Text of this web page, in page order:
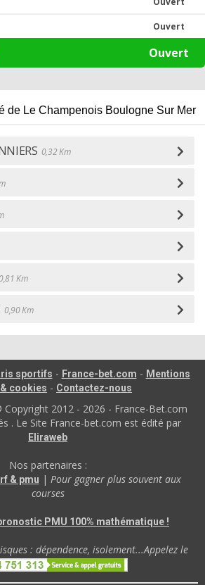
Ouvert
Ouvert
de Le Champenois Boulogne Sur Mer
0,32 Km
Km
0,90 Km
sportifs - France-bet.com - Mentions
cookies - Contactez-nous
Copyright 2012 - 2026 - France-Bet.com
. Le Site France-bet.com est édité par
Eliraweb
Nos partenaires :
& pmu | Pour gagner plus souvent aux
courses
PMU 100% mathématique !
: dépendence, isolement...Appelez le